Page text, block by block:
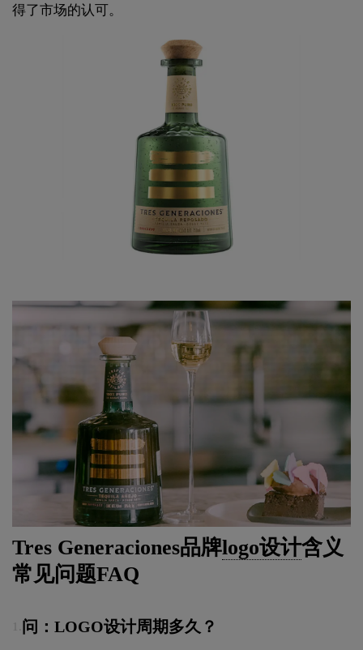
得了市场的认可。
Tres Generaciones品牌logo设计含义
常见问题FAQ
问：LOGO设计周期多久？